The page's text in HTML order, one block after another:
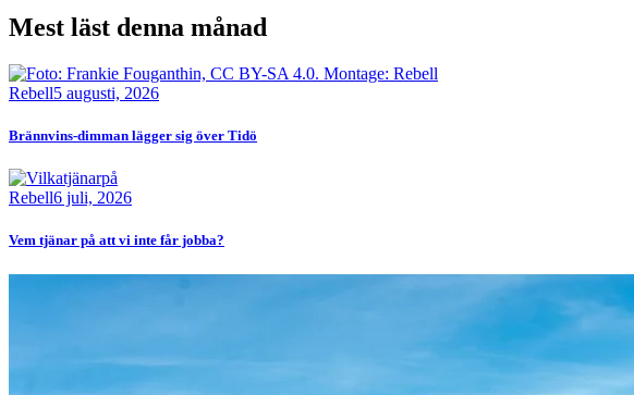
Mest läst denna månad
Bild
Rebell5 augusti, 2026
Brännvins-dimman lägger sig över Tidö
Bild
Rebell6 juli, 2026
Vem tjänar på att vi inte får jobba?